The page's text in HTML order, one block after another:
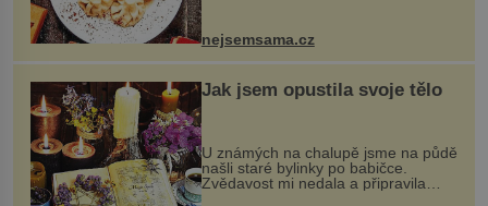
vznikají rozmanité a chuťově bohaté
pokrmy, které rozhodně st...
nejsemsama.cz
Jak jsem opustila svoje tělo
U známých na chalupě jsme na půdě
našli staré bylinky po babičce.
Zvědavost mi nedala a připravila
jsem si z nich lektvar… Zimní pobyt